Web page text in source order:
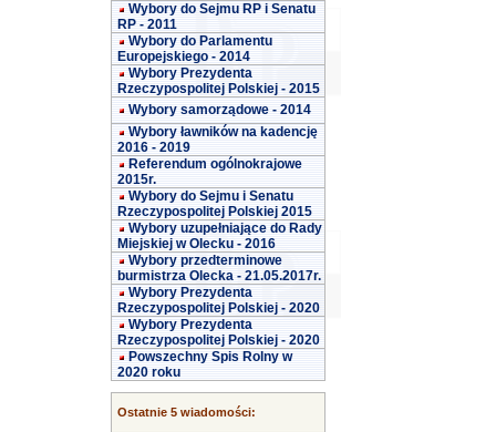
Wybory do Sejmu RP i Senatu
RP - 2011
Wybory do Parlamentu
Europejskiego - 2014
Wybory Prezydenta
Rzeczypospolitej Polskiej - 2015
Wybory samorządowe - 2014
Wybory ławników na kadencję
2016 - 2019
Referendum ogólnokrajowe
2015r.
Wybory do Sejmu i Senatu
Rzeczypospolitej Polskiej 2015
Wybory uzupełniające do Rady
Miejskiej w Olecku - 2016
Wybory przedterminowe
burmistrza Olecka - 21.05.2017r.
Wybory Prezydenta
Rzeczypospolitej Polskiej - 2020
Wybory Prezydenta
Rzeczypospolitej Polskiej - 2020
Powszechny Spis Rolny w
2020 roku
Ostatnie 5 wiadomości: